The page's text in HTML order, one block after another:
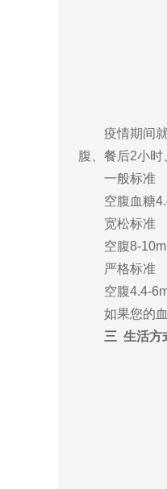
疫情期间就
腹、餐后2小时
一般标准
空腹血糖4.4-
宽松标准
空腹8-
严格标准
空腹4.4-
如果您的血
三 生活方